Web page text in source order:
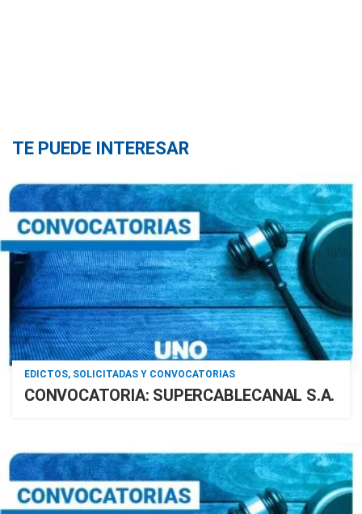
TE PUEDE INTERESAR
EDICTOS, SOLICITADAS Y CONVOCATORIAS
CONVOCATORIA: SUPERCABLECANAL S.A.